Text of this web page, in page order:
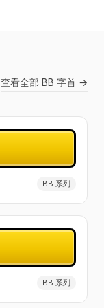
查看全部 BB 字首 →
BB 系列
BB 系列